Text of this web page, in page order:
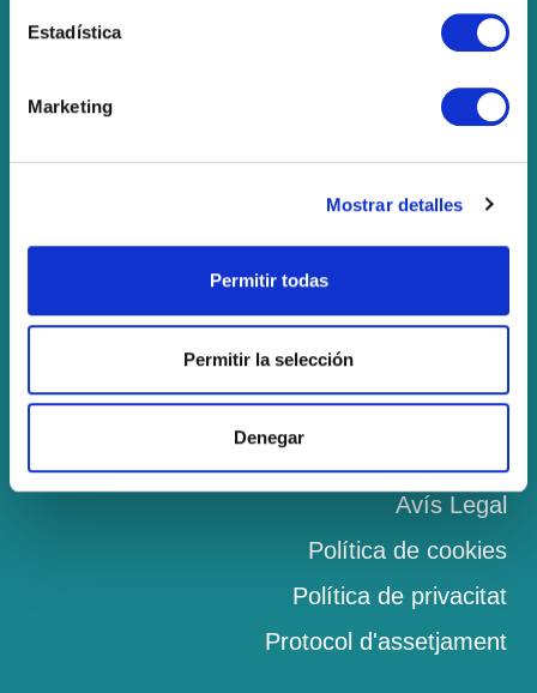
Estadística
Marketing
Mostrar detalles
Permitir todas
Permitir la selección
Denegar
Contacte
Lleida
‎973 19 62 25
celmirandaslu@gmail.com
Catering Escolar
Avís Legal
Política de cookies
Política de privacitat
Protocol d'assetjament